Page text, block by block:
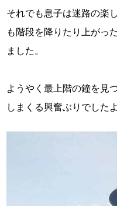
それでも息子は迷路の楽
も階段を降りたり上がっ
ました。
ようやく最上階の鐘を見
しまくる興奮ぶりでしたよ